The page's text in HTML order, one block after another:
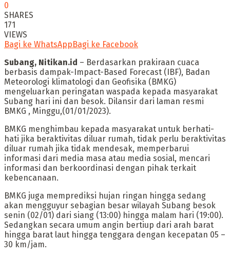
0
SHARES
171
VIEWS
Bagi ke WhatsApp Bagi ke Facebook
Subang, Nitikan.id – Berdasarkan prakiraan cuaca
berbasis dampak-Impact-Based Forecast (IBF), Badan
Meteorologi klimatologi dan Geofisika (BMKG)
mengeluarkan peringatan waspada kepada masyarakat
Subang hari ini dan besok. Dilansir dari laman resmi
BMKG , Minggu,(01/01/2023).
BMKG menghimbau kepada masyarakat untuk berhati-
hati jika beraktivitas diluar rumah, tidak perlu beraktivitas
diluar rumah jika tidak mendesak, memperbarui
informasi dari media masa atau media sosial, mencari
informasi dan berkoordinasi dengan pihak terkait
kebencanaan.
BMKG juga memprediksi hujan ringan hingga sedang
akan mengguyur sebagian besar wilayah Subang besok
senin (02/01) dari siang (13:00) hingga malam hari (19:00).
Sedangkan secara umum angin bertiup dari arah barat
hingga barat laut hingga tenggara dengan kecepatan 05 –
30 km/jam.